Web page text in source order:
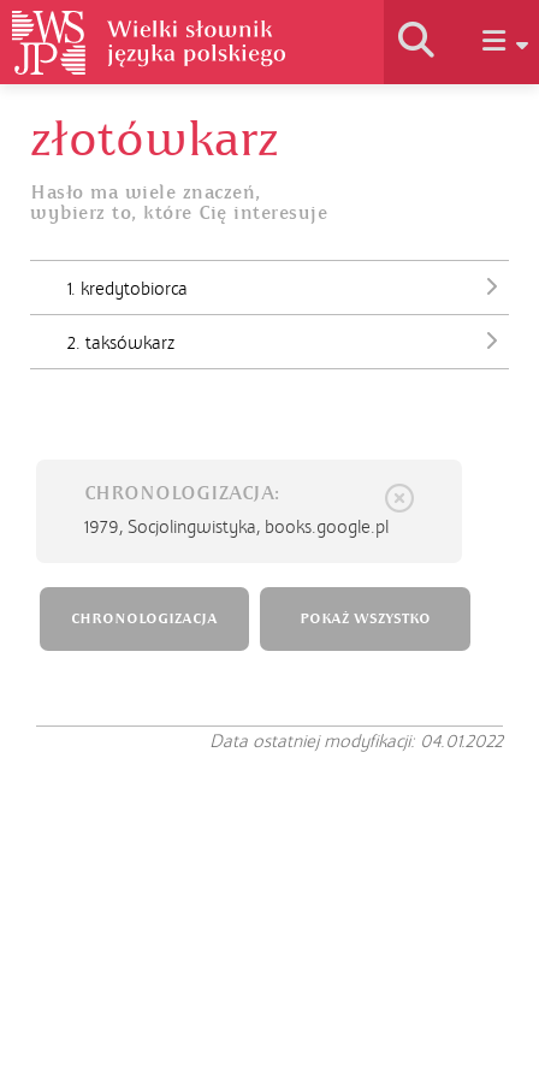
Historia słownika
Jak korzystać
Podstawy naukowe
złotówkarz
Hasło ma wiele znaczeń,
wybierz to, które Cię interesuje
1. kredytobiorca
2. taksówkarz
CHRONOLOGIZACJA:
1979, Socjolingwistyka, books.google.pl
CHRONOLOGIZACJA POKAŻ WSZYSTKO
Data ostatniej modyfikacji: 04.01.2022